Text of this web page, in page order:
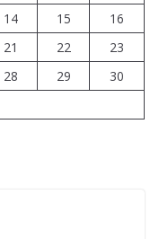
14 15
16
21 22
23
28 29
30